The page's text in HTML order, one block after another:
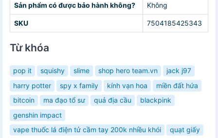
Sản phẩm có được bảo hành không? Không
SKU 7504185425343
Từ khóa
pop it squishy slime shop hero team.vn
jack j97
harry potter
spy x family kính vạn hoa
miền đất hứa
bitcoin
ma đạo tổ sư quả địa cầu
blackpink
genshin impact
vape thuốc lá điện tử cầm tay 200k nhiều khói
quạt giấy